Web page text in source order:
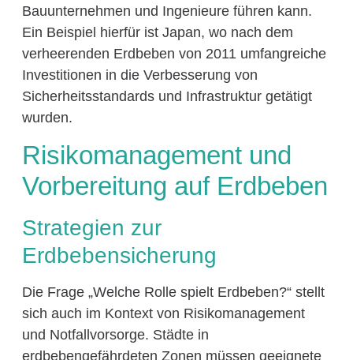
Bauunternehmen und Ingenieure führen kann.
Ein Beispiel hierfür ist Japan, wo nach dem
verheerenden Erdbeben von 2011 umfangreiche
Investitionen in die Verbesserung von
Sicherheitsstandards und Infrastruktur getätigt
wurden.
Risikomanagement und
Vorbereitung auf Erdbeben
Strategien zur
Erdbebensicherung
Die Frage „Welche Rolle spielt Erdbeben?“ stellt
sich auch im Kontext von Risikomanagement
und Notfallvorsorge. Städte in
erdbebengefährdeten Zonen müssen geeignete